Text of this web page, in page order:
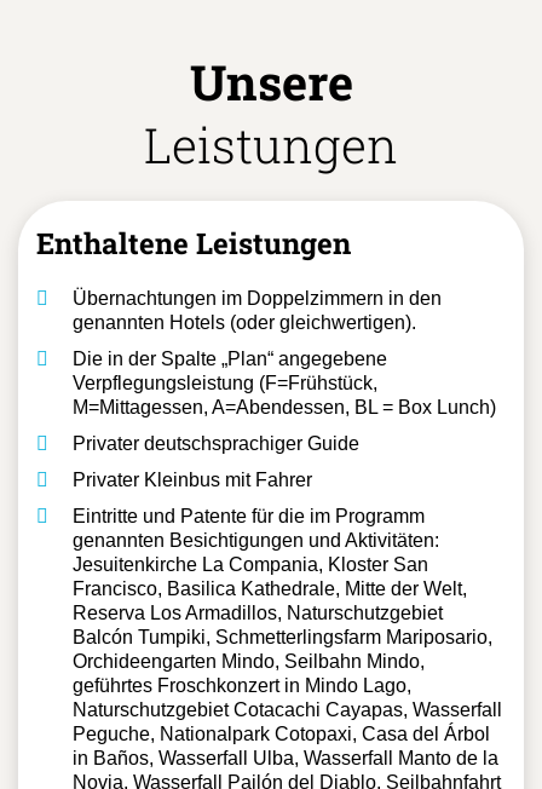
Unsere
Leistungen
Enthaltene Leistungen
genannten Hotels (oder gleichwertigen).
Die in der Spalte „Plan“ angegebene
M=Mittagessen, A=Abendessen, BL = Box Lunch)
Privater deutschsprachiger Guide
Privater Kleinbus mit Fahrer
Eintritte und Patente für die im Programm
genannten Besichtigungen und Aktivitäten:
Jesuitenkirche La Compania, Kloster San
Francisco, Basilica Kathedrale, Mitte der Welt,
Reserva Los Armadillos, Naturschutzgebiet
Balcón Tumpiki, Schmetterlingsfarm Mariposario,
Orchideengarten Mindo, Seilbahn Mindo,
geführtes Froschkonzert in Mindo Lago,
Naturschutzgebiet Cotacachi Cayapas, Wasserfall
Peguche, Nationalpark Cotopaxi, Casa del Árbol